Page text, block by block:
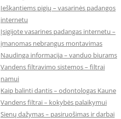
Ieškantiems pigių – vasarinės padangos
internetu
Įsigijote vasarines padangas internetu –
įmanomas nebrangus montavimas
Naudinga informacija – vanduo biurams
Vandens filtravimo sistemos – filtrai
namui
Kaip balinti dantis – odontologas Kaune
Vandens filtrai – kokybės palaikymui
Sienų dažymas – pasiruošimas ir darbai